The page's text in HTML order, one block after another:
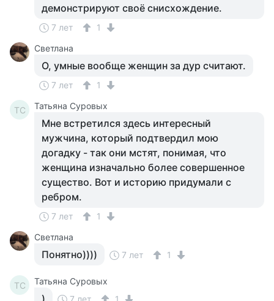
демонстрируют своё снисхождение.
7 лет
1
Светлана
О, умные вообще женщин за дур считают.
7 лет 1
ТС Татьяна Суровых
Мне встретился здесь интересный
мужчина, который подтвердил мою
догадку - так они мстят, понимая, что
женщина изначально более совершенное
существо. Вот и историю придумали с
ребром.
7 лет
1
Светлана
Понятно)))) 7 лет 1
ТС Татьяна Суровых
) 7 лет 1